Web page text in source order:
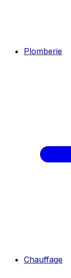
Plomberie
Chauffage